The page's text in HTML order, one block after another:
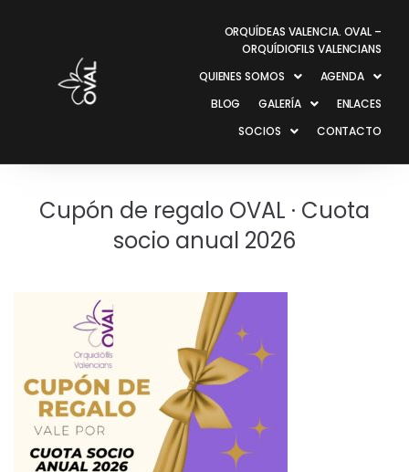
ORQUÍDEAS VALENCIA. OVAL –
ORQUÍDIOFILS VALENCIANS
QUIENES SOMOS
AGENDA
BLOG
GALERÍA
ENLACES
SOCIOS
CONTACTO
Cupón de regalo OVAL · Cuota
socio anual 2026